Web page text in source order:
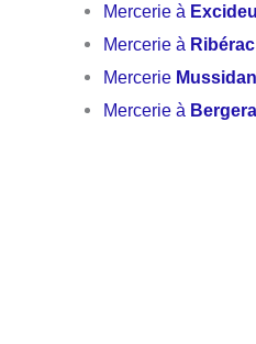
Mercerie à
Mercerie à Ribérac
Mercerie Mussidan
Mercerie à